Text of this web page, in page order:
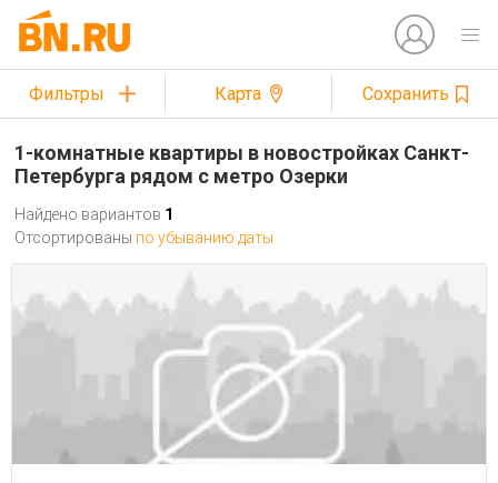
Фильтры Карта Сохранить
1-комнатные квартиры в новостройках Санкт-
Петербурга рядом с метро Озерки
Найдено вариантов 1
Отсортированы по убыванию даты